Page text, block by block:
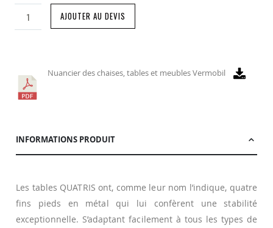
AJOUTER AU DEVIS
Nuancier des chaises, tables et meubles Vermobil
INFORMATIONS PRODUIT
Les tables QUATRIS ont, comme leur nom l’indique, quatre
fins pieds en métal qui lui confèrent une stabilité
exceptionnelle. S’adaptant facilement à tous les types de